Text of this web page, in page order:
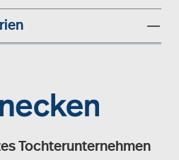
Tochterunternehmen